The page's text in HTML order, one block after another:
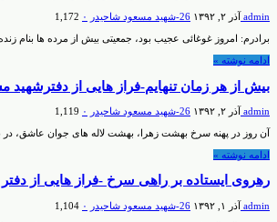
admin آذر ۲, ۱۳۹۲ 26-شهيد مسعود شاحيدر ۰ 1,172
برادرم: امروز غوغائی عجیب بود، جمعیتی بیش از مرده ها بنام
ادامه نوشته »
بیش از هر زمان تنهایم-فراز هایی از
admin آذر ۲, ۱۳۹۲ 26-شهيد مسعود شاحيدر ۰ 1,119
آن روز در پهنه سرخ بهشت زهرا، بهشت لاله های جوان عاشق،
ادامه نوشته »
رهروی ایستاده بر راهی سرخ -فراز هایی از
admin آذر ۱, ۱۳۹۲ 26-شهيد مسعود شاحيدر ۰ 1,104